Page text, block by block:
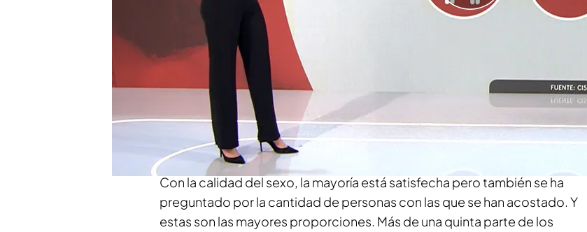
Compartir
El CIS ha preguntado a los españoles sobre su vida sexualy la mayoría, un
73%, responde que sí lo está. Cada vez hay más personas abiertas a tener
más de una opción sexual. El 63% de los encuestados dice que se puede
cambiarde preferencia sexual a lo largo de la vida.
Con la calidad del sexo, la mayoría está satisfecha pero también se ha
preguntado por la cantidad de personas con las que se han acostado. Y
estas son las mayores proporciones. Más de una quinta parte de los